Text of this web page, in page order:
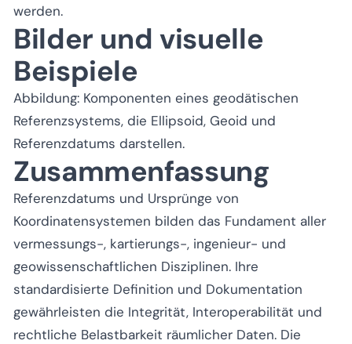
werden.
Bilder und visuelle
Beispiele
Abbildung: Komponenten eines geodätischen
Referenzsystems, die Ellipsoid, Geoid und
Referenzdatums darstellen.
Zusammenfassung
Referenzdatums und Ursprünge von
Koordinatensystemen bilden das Fundament aller
vermessungs-, kartierungs-, ingenieur- und
geowissenschaftlichen Disziplinen. Ihre
standardisierte Definition und Dokumentation
gewährleisten die Integrität, Interoperabilität und
rechtliche Belastbarkeit räumlicher Daten. Die